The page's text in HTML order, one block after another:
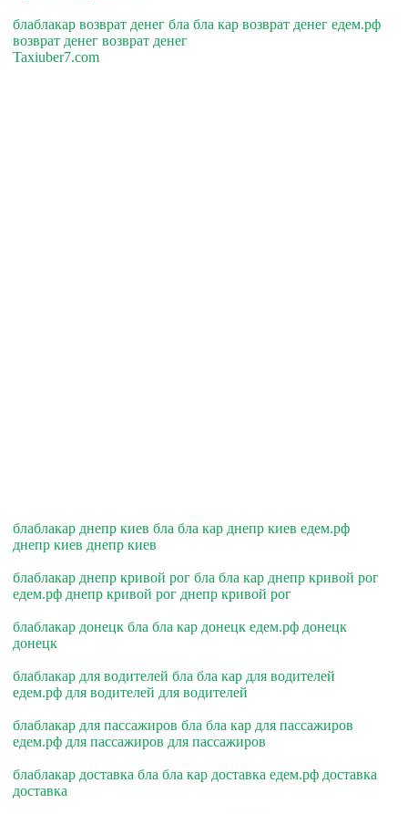
блаблакар возврат денег бла бла кар возврат денег едем.рф
возврат денег возврат денег
Taxiuber7.com
блаблакар днепр киев бла бла кар днепр киев едем.рф
днепр киев днепр киев
блаблакар днепр кривой рог бла бла кар днепр кривой рог
едем.рф днепр кривой рог днепр кривой рог
блаблакар донецк бла бла кар донецк едем.рф донецк
донецк
блаблакар для водителей бла бла кар для водителей
едем.рф для водителей для водителей
блаблакар для пассажиров бла бла кар для пассажиров
едем.рф для пассажиров для пассажиров
блаблакар доставка бла бла кар доставка едем.рф доставка
доставка